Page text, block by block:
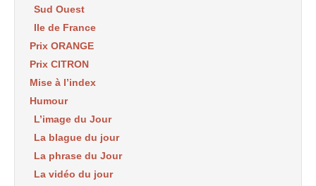
Sud Ouest
Ile de France
Prix ORANGE
Prix CITRON
Mise à l’index
Humour
L’image du Jour
La blague du jour
La phrase du Jour
La vidéo du jour